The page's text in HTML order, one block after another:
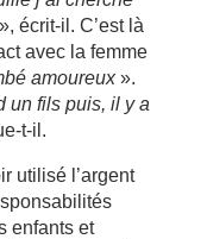
écrit-il. C’est là
avec la femme
amoureux».
un fils puis, il y a
t-il.
utilisé l’argent
enfants et